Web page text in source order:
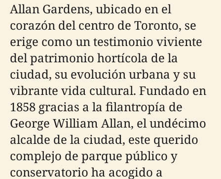
Allan Gardens, ubicado en el
corazón del centro de Toronto, se
erige como un testimonio viviente
del patrimonio hortícola de la
ciudad, su evolución urbana y su
vibrante vida cultural. Fundado en
1858 gracias a la filantropía de
George William Allan, el undécimo
alcalde de la ciudad, este querido
complejo de parque público y
conservatorio ha acogido a